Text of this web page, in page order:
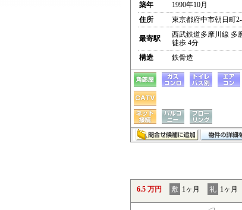
築年
1990年10月
住所
東京都府中市朝日町2-
最寄駅
西武鉄道多摩川線 多
徒歩 4分
構造
鉄骨造
6.5 万円 敷 1ヶ月 礼 1ヶ月